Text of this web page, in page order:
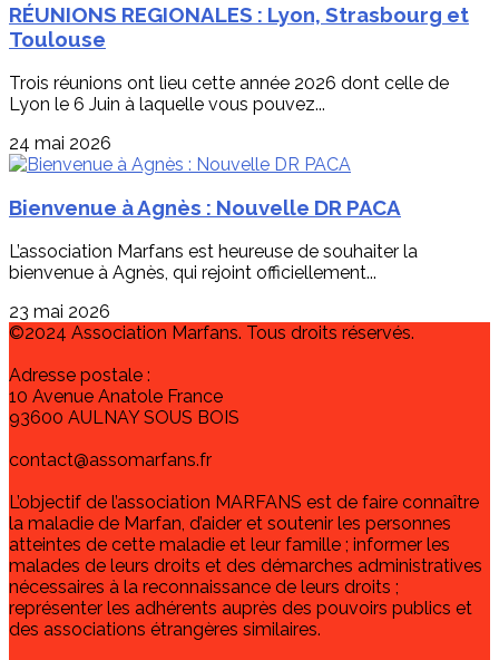
RÉUNIONS REGIONALES : Lyon, Strasbourg et
Toulouse
Trois réunions ont lieu cette année 2026 dont celle de
Lyon le 6 Juin à laquelle vous pouvez...
24 mai 2026
Bienvenue à Agnès : Nouvelle DR PACA
L’association Marfans est heureuse de souhaiter la
bienvenue à Agnès, qui rejoint officiellement...
23 mai 2026
©2024 Association Marfans. Tous droits réservés.
Adresse postale :
10 Avenue Anatole France
93600 AULNAY SOUS BOIS
contact@assomarfans.fr
L’objectif de l’association MARFANS est de faire connaître
la maladie de Marfan, d’aider et soutenir les personnes
atteintes de cette maladie et leur famille ; informer les
malades de leurs droits et des démarches administratives
nécessaires à la reconnaissance de leurs droits ;
représenter les adhérents auprès des pouvoirs publics et
des associations étrangères similaires.